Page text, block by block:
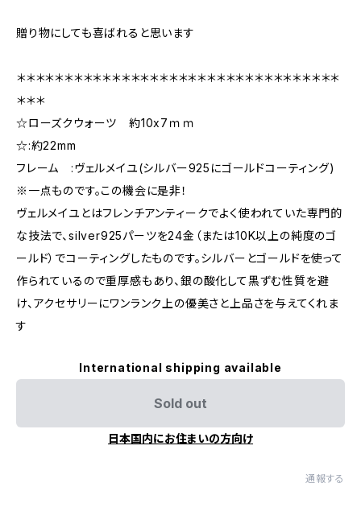
贈り物にしても喜ばれると思います
＊＊＊＊＊＊＊＊＊＊＊＊＊＊＊＊＊＊＊＊＊＊＊＊＊＊＊＊＊＊＊＊＊＊
＊＊＊
☆ローズクウォーツ 約10x7ｍｍ
☆:約22mm
フレーム :ヴェルメイユ(シルバー925にゴールドコーティング)
※一点ものです。この機会に是非！
ヴェルメイユとはフレンチアンティークでよく使われていた専門的
な技法で、silver925パーツを24金（または10K以上の純度のゴ
ールド）でコーティングしたものです。シルバーとゴールドを使って
作られているので重厚感もあり、銀の酸化して黒ずむ性質を避
け、アクセサリーにワンランク上の優美さと上品さを与えてくれま
す
International shipping available
Sold out
日本国内にお住まいの方向け
通報する